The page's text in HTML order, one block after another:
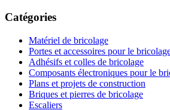
Catégories
Matériel de bricolage
Portes et accessoires pour le
Adhésifs et colles de bricolage
Composants électroniques pour le
Plans et projets de construction
Briques et pierres de bricolage
Escaliers